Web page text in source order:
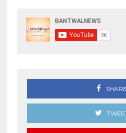
SHARE